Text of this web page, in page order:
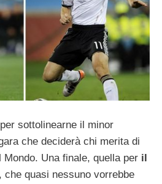
sottolinearne il minor
che deciderà chi merita di
Una finale, quella per il
, che quasi nessuno vorrebbe